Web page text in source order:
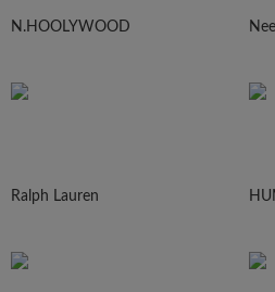
N.HOOLYWOOD
Ralph Lauren